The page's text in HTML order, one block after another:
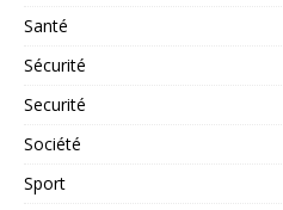
Santé
Sécurité
Securité
Société
Sport